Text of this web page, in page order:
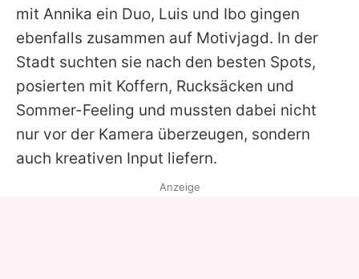
mit Annika ein Duo, Luis und Ibo gingen
ebenfalls zusammen auf Motivjagd. In der
Stadt suchten sie nach den besten Spots,
posierten mit Koffern, Rucksäcken und
Sommer-Feeling und mussten dabei nicht
nur vor der Kamera überzeugen, sondern
auch kreativen Input liefern.
Anzeige